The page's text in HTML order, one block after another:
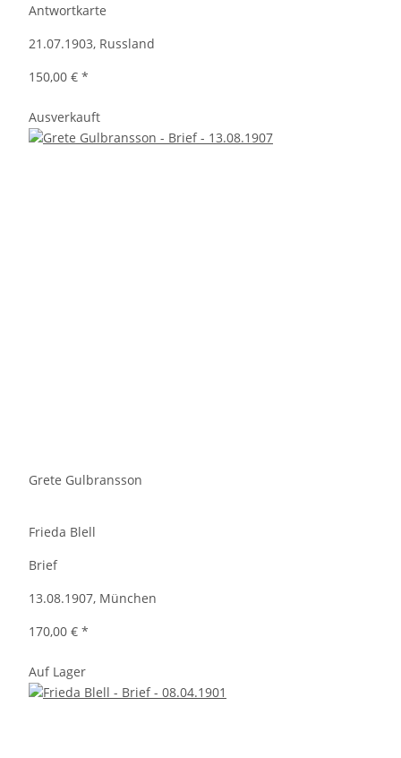
Antwortkarte
21.07.1903, Russland
150,00 € *
Ausverkauft
Grete Gulbransson
Frieda Blell
Brief
13.08.1907, München
170,00 € *
Auf Lager